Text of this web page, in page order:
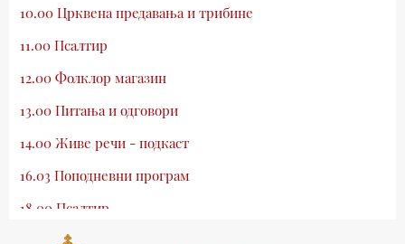
10.00 Црквена предавања и трибине
11.00 Псалтир
12.00 Фолклор магазин
13.00 Питања и одговори
14.00 Живе речи - подкаст
16.03 Поподневни програм
18.00 Псалтир